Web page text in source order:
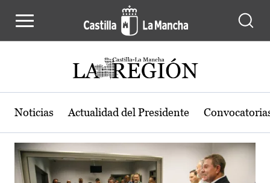
Actualidad de la región de Castilla-
Noticias Actualidad del Presidente